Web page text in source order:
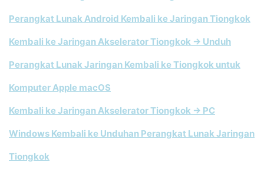
Perangkat Lunak Android Kembali ke Jaringan Tiongkok
Kembali ke Jaringan Akselerator Tiongkok → Unduh
Perangkat Lunak Jaringan Kembali ke Tiongkok untuk
Komputer Apple macOS
Kembali ke Jaringan Akselerator Tiongkok → PC
Windows Kembali ke Unduhan Perangkat Lunak Jaringan
Tiongkok